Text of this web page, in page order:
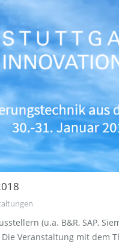
(u.a. B&R, SAP,
Veranstaltung mit dem